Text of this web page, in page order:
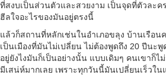
ที่สงบเป็นส่วนตัวและสวยงาม เป็นจุดที่ตัวละ
ฮีลใจอะไรของมันอยู่ตรงนี้
แล้วก็สถานที่หลักเช่นในอำเภอขลุง บ้านเรือน
เป็นเมืองที่มันไม่เปลี่ยน ไม่ต้องพูดถึง 20 ปีนะ
อยู่ยังไงมันก็เป็นอย่างนั้น แบบเดิมๆ คนเขาก็ไ
มีเสน่ห์มากเลย เพราะทุกวันนี้มันเปลี่ยนเร็วใ